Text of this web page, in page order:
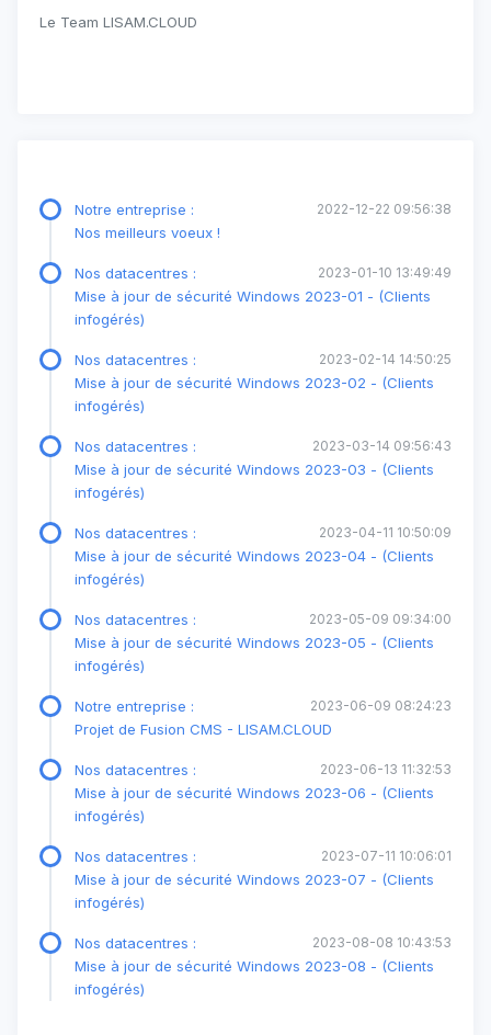
Le Team LISAM.CLOUD
2022-12-22 09:56:38
Notre entreprise :
Nos meilleurs voeux !
2023-01-10 13:49:49
Nos datacentres :
Mise à jour de sécurité Windows 2023-01 - (Clients
infogérés)
2023-02-14 14:50:25
Nos datacentres :
Mise à jour de sécurité Windows 2023-02 - (Clients
infogérés)
2023-03-14 09:56:43
Nos datacentres :
Mise à jour de sécurité Windows 2023-03 - (Clients
infogérés)
2023-04-11 10:50:09
Nos datacentres :
Mise à jour de sécurité Windows 2023-04 - (Clients
infogérés)
2023-05-09 09:34:00
Nos datacentres :
Mise à jour de sécurité Windows 2023-05 - (Clients
infogérés)
2023-06-09 08:24:23
Notre entreprise :
Projet de Fusion CMS - LISAM.CLOUD
2023-06-13 11:32:53
Nos datacentres :
Mise à jour de sécurité Windows 2023-06 - (Clients
infogérés)
2023-07-11 10:06:01
Nos datacentres :
Mise à jour de sécurité Windows 2023-07 - (Clients
infogérés)
2023-08-08 10:43:53
Nos datacentres :
Mise à jour de sécurité Windows 2023-08 - (Clients
infogérés)